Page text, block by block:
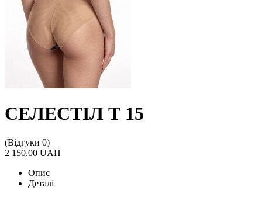
СЕЛЕСТІЛ Т 15
(Відгуки 0)
2 150.00 UAH
Опис
Деталі